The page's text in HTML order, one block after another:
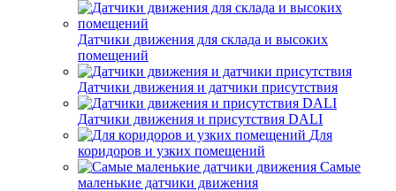
Датчики движения для склада и высоких
помещений
Датчики движения и датчики присутствия
Датчики движения и присутствия DALI
Для
коридоров и узких помещений
Самые
маленькие датчики движения